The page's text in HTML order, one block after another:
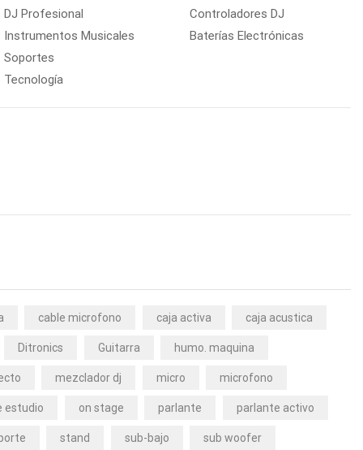
DJ Profesional
Instrumentos Musicales
Soportes
Tecnología
Controladores DJ
Baterías Electrónicas
cable microfono caja activa caja acustica
Ditronics Guitarra humo. maquina
mezclador dj micro microfono
estudio on stage parlante parlante activo
stand sub-bajo sub woofer